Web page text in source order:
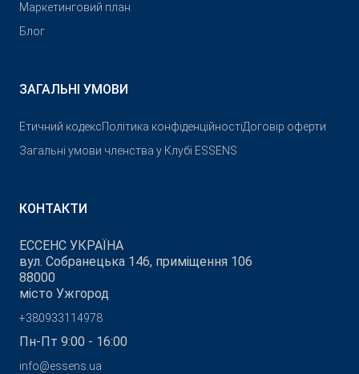
Маркетинговий план
Блог
ЗАГАЛЬНІ УМОВИ
Етичний кодексПолітика конфіденційностіДоговір оферти
Загальні умови членства у Клубі ESSENS
КОНТАКТИ
ЕССЕНС УКРАЇНА
вул. Собранецька 146, приміщення 106
88000
місто Ужгород
+380933114978
Пн-Пт 9:00 - 16:00
info@essens.ua